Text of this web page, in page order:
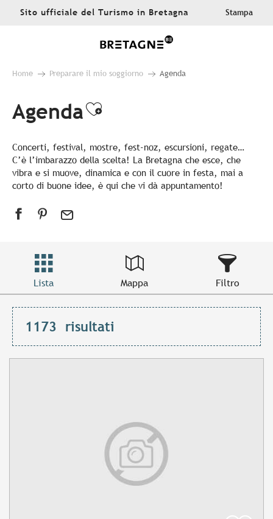
AllerSito ufficiale del Turismo in Bretagna Stampa
Home Preparare il mio soggiorno Agenda
AgendaAjouter aux favoris
Concerti, festival, mostre, fest-noz, escursioni, regate…
C’è l’imbarazzo della scelta! La Bretagna che esce, che
vibra e si muove, dinamica e con il cuore in festa, mai a
corto di buone idee, è qui che vi dà appuntamento!
Lista Mappa Filtro
1173 risultati